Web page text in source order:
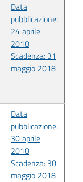
Data
pubblicazione:
24 aprile
2018
Scadenza: 31
maggio 2018
Data
pubblicazione:
30 aprile
2018
Scadenza: 30
maggio 2018